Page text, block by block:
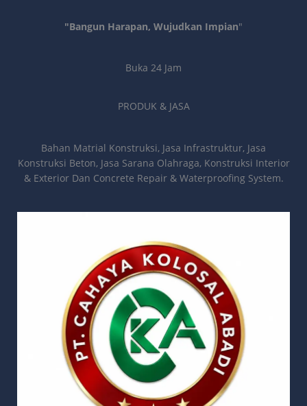
"Bangun Harapan, Wujudkan Impian"
Buka 24 Jam
PRODUK & JASA
Bahan Matrial Konstruksi, Jasa Infrastruktur, Jasa
Konstruksi Beton, Jasa Sarana Olahraga, Konstruksi Interior
& Exterior Dan Concrete Repair & Waterproofing System.